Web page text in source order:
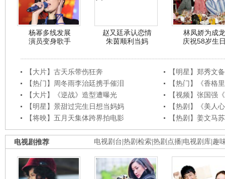
杨幂多线发展
演员变身歌手
赵又廷承认恋情
朱茵顺利当妈
林凤娇为成龙
庆祝58岁生
【大片】古天乐带伤狂奔
【明星】郑秀文
【热门】周冬雨李治廷携手催泪
【热门】《香格
【大片】《逆战》造型遭曝光
【视频】张国强
【明星】景甜过完生日想当妈妈
【热剧】《美人
【将映】五月天集体跨界拍电影
【热剧】姜文马
电视剧台 热剧检索 热剧点播 电视剧库 趣
电视剧推荐